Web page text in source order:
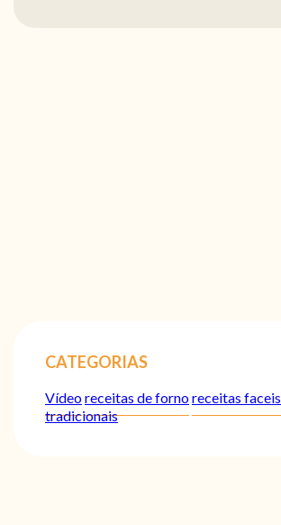
CATEGORIAS
Vídeoreceitas de fornoreceitas faceis
tradicionais